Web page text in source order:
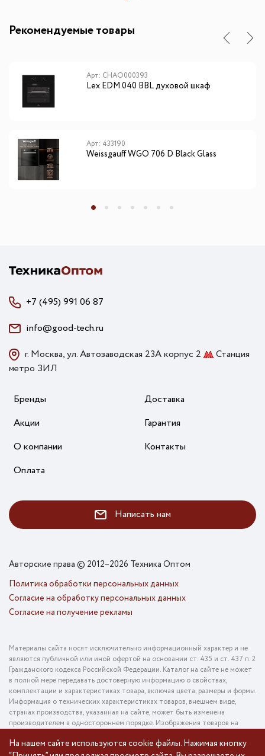
Рекомендуемые товары
Арт: CHAO000393
Lex EDM 040 BBL духовой шкаф
Арт: 433190
Weissgauff WGO 706 D Black Glass
На нашем сайте используются cookie файлы. Нажимая кнопку
+7 (495) 991 06 87
info@good-tech.ru
г. Москва, ул. Автозаводская 23А корпус 2
Станция
метро ЗИЛ
Бренды
Акции
О компании
Оплата
Доставка
Гарантия
Контакты
Написать нам
Авторские права © 2012–2026 Техника Оптом
Политика обработки персональных данных
Согласие на обработку персональных данных
Согласие на получение рекламы
Материалы сайта носят исключительно информационный характер и не
являются публичной или иной офертой на основании ст. 435 и ст. 437 п. 2
Гражданского кодекса Российской Федерации. Каталог на сайте не может
в полной мере передавать достоверную информацию о свойствах,
комплектации и характеристиках товара, включая цвета, размеры и формы.
Информация о технических характеристиках товаров, внешнем виде,
странах производства, указанная на сайте, может быть изменена
производителем в одностороннем порядке. Изображения товаров на
оригинального товара. Информация о цене товара, указанная в каталоге на